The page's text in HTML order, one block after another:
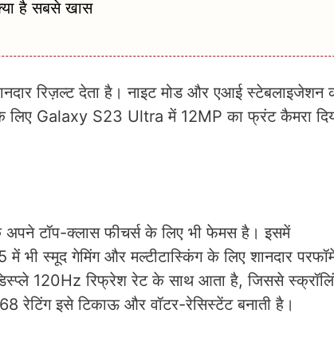
है सबसे खास
रिज़ल्ट देता है। नाइट मोड और एआई स्टेबलाइजेशन
लिए Galaxy S23 Ultra में 12MP का फ्रंट कैमरा
टॉप-क्लास फीचर्स के लिए भी फेमस है। इसमें
स्मूद गेमिंग और मल्टीटास्किंग के लिए शानदार
120Hz रिफ्रेश रेट के साथ आता है, जिससे
इसे टिकाऊ और वॉटर-रेसिस्टेंट बनाती है।